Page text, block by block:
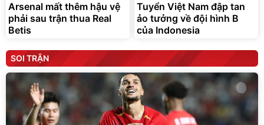
Arsenal mất thêm hậu vệ
phải sau trận thua Real
Betis
Tuyển Việt Nam đập tan
ảo tưởng về đội hình B
của Indonesia
SOI TRẬN